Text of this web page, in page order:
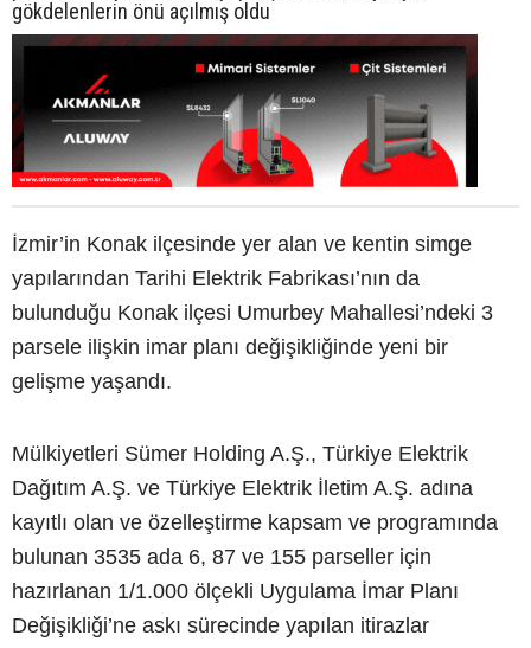
gökdelenlerin önü açılmış oldu
İzmir’in Konak ilçesinde yer alan ve kentin simge
yapılarından Tarihi Elektrik Fabrikası’nın da
bulunduğu Konak ilçesi Umurbey Mahallesi’ndeki 3
parsele ilişkin imar planı değişikliğinde yeni bir
gelişme yaşandı.
Mülkiyetleri Sümer Holding A.Ş., Türkiye Elektrik
Dağıtım A.Ş. ve Türkiye Elektrik İletim A.Ş. adına
kayıtlı olan ve özelleştirme kapsam ve programında
bulunan 3535 ada 6, 87 ve 155 parseller için
hazırlanan 1/1.000 ölçekli Uygulama İmar Planı
Değişikliği’ne askı sürecinde yapılan itirazlar